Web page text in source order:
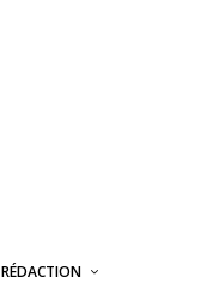
RÉDACTION